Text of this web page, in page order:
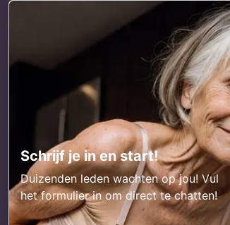
Schrijf je in en start!
Duizenden leden wachten op jou! Vul
het formulier in om direct te chatten!